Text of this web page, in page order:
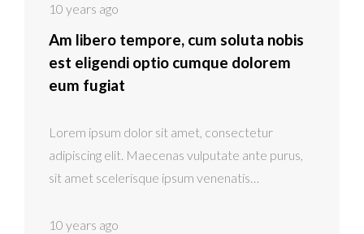
10 years ago
Am libero tempore, cum soluta nobis
est eligendi optio cumque dolorem
eum fugiat
Lorem ipsum dolor sit amet, consectetur
adipiscing elit. Maecenas vulputate ante purus,
sit amet scelerisque ipsum venenatis…
10 years ago